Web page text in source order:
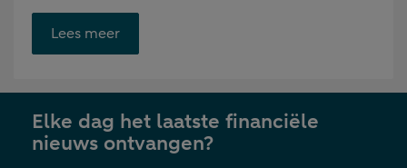
Lees meerOpent
link
nieuwe
tab
Elke dag het laatste financiële
nieuws ontvangen?